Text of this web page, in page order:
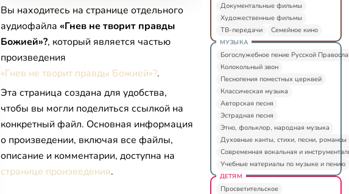
Вы находитесь на странице отдельного
аудиофайла «Гнев не творит правды
Божией»?, который является частью
произведения
«Гнев не творит правды Божией»?.
Эта страница создана для удобства,
чтобы вы могли поделиться ссылкой на
конкретный файл. Основная информация
о произведении, включая все файлы,
описание и комментарии, доступна на
странице произведения.
Документальные фильмы
Художественные фильмы
ТВ-передачи
Семейное кино
МУЗЫКА
Богослужебное пение Русской
Колокольный звон
Песнопения поместных церквей
Классическая музыка
Авторская песня
Эстрадная песня
Этно, фольклор, народная музыка
Духовные канты, стихи, песни, романсы
Современная вокальная и
Учебные материалы по музыке и пению
ДЕТЯМ
Просветительское